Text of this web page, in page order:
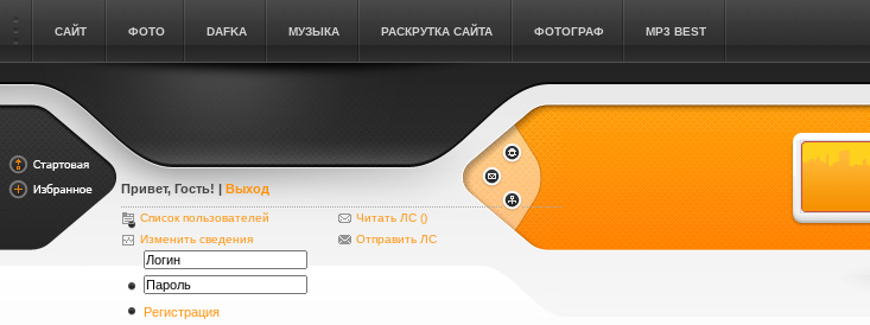
САЙТ ФОТО DAFKA МУЗЫКА РАСКРУТКА САЙТА ФОТОГРАФ MP3 BEST
Привет, Гость! | Выход
Список пользователей
Изменить сведения
Читать ЛС ()
Отправить ЛС
Регистрация